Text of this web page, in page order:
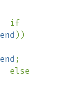
end ))
end;